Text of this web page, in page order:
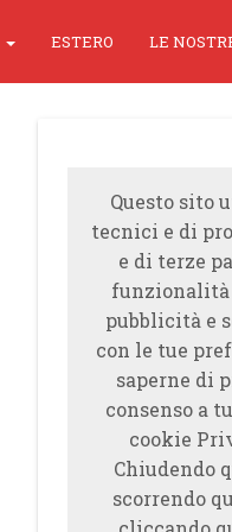
ESTERO LE
Questo sito
tecnici e di
e di terze
pubblicità e
con le tue
saperne di
consenso a
cookie
Chiudendo
scorrendo